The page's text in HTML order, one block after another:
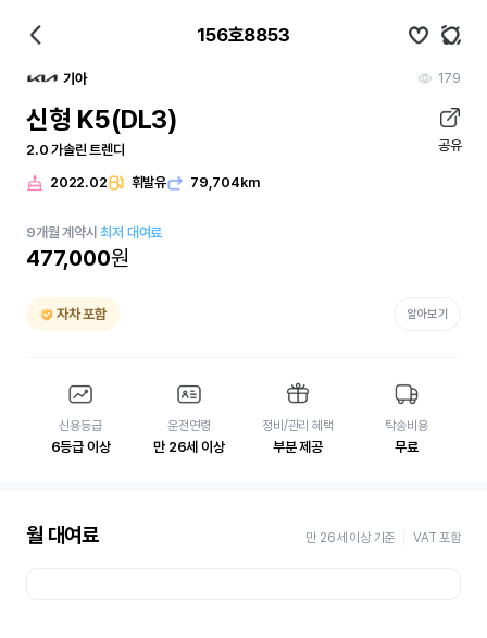
156호8853
기아 179
신형 K5(DL3)
2.0 가솔린 트렌디 공유
2022.02 휘발유 79,704km
9개월 계약시최저 대여료
477,000원
자차 포함 알아보기
신용등급
6등급 이상
운전연령
만 26세 이상
정비/관리 혜택
부분 제공
탁송비용
무료
월 대여료 만 26세 이상 기준 VAT 포함